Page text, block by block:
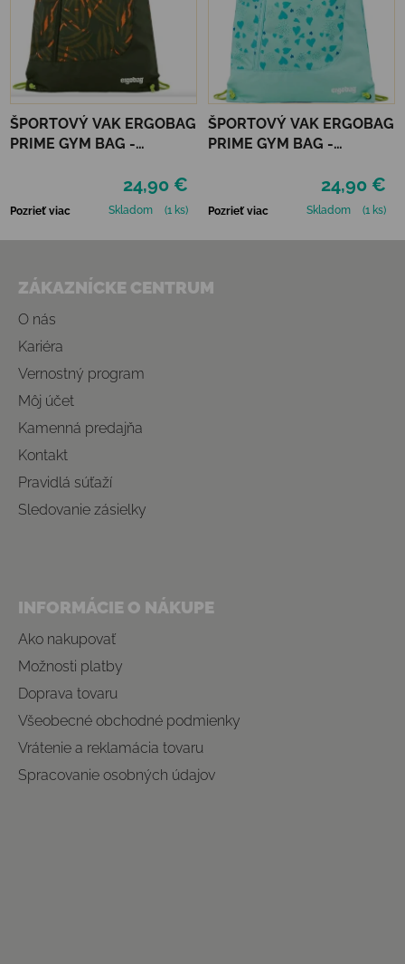
ŠPORTOVÝ VAK ERGOBAG
PRIME GYM BAG -
24,90 €
Pozrieť viac Skladom (1 ks)
ŠPORTOVÝ VAK ERGOBAG
PRIME GYM BAG -
24,90 €
Pozrieť viac Skladom (1 ks)
ZÁKAZNÍCKE CENTRUM
O nás
Kariéra
Vernostný program
Môj účet
Kamenná predajňa
Kontakt
Pravidlá súťaží
Sledovanie zásielky
INFORMÁCIE O NÁKUPE
Ako nakupovať
Možnosti platby
Doprava tovaru
Všeobecné obchodné podmienky
Vrátenie a reklamácia tovaru
Spracovanie osobných údajov